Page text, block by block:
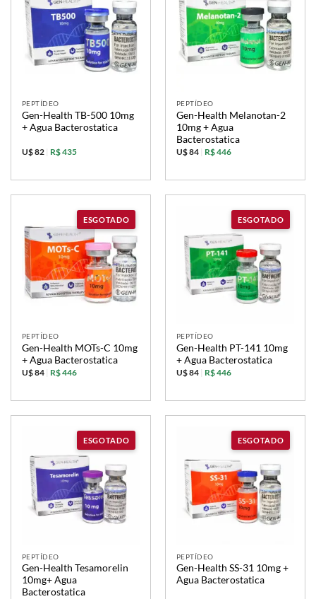
PEPTÍDEO
Gen-Health TB-500 10mg
+ Agua Bacterostatica
U$ 82 R$ 435
PEPTÍDEO
Gen-Health Melanotan-2
10mg + Agua
Bacterostatica
U$ 84 R$ 446
PEPTÍDEO
Gen-Health MOTs-C 10mg
+ Agua Bacterostatica
U$ 84 R$ 446
PEPTÍDEO
Gen-Health PT-141 10mg
+ Agua Bacterostatica
U$ 84 R$ 446
PEPTÍDEO
Gen-Health Tesamorelin
10mg+ Agua
Bacterostatica
PEPTÍDEO
Gen-Health SS-31 10mg +
Agua Bacterostatica